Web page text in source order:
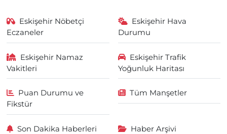
Eskişehir Nöbetçi
Eczaneler
Eskişehir Hava
Durumu
Eskişehir Namaz
Vakitleri
Eskişehir Trafik
Yoğunluk Haritası
Puan Durumu ve
Fikstür
Tüm Manşetler
Son Dakika Haberleri Haber Arşivi